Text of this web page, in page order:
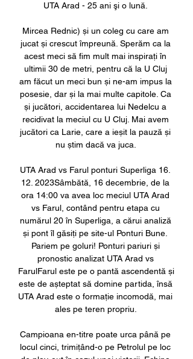
UTA Arad - 25 ani şi o lună.
Mircea Rednic) și un coleg cu care am
jucat și crescut împreună. Sperăm ca la
acest meci să fim mult mai inspirați în
ultimii 30 de metri, pentru că la U Cluj
am făcut un meci bun și ne-am impus la
posesie, dar și la mai multe capitole. Ca
și jucători, accidentarea lui Nedelcu a
recidivat la meciul cu U Cluj. Mai avem
jucători ca Larie, care a ieșit la pauză și
nu știm dacă va juca.
UTA Arad vs Farul ponturi Superliga 16.
12. 2023Sâmbătă, 16 decembrie, de la
ora 14:00 va avea loc meciul UTA Arad
vs Farul, contând pentru etapa cu
numărul 20 în Superliga, a cărui analiză
și pont îl găsiți pe site-ul Ponturi Bune.
Pariem pe goluri! Ponturi pariuri și
pronostic analizat UTA Arad vs
FarulFarul este pe o pantă ascendentă și
este de așteptat să domine partida, însă
UTA Arad este o formație incomodă, mai
ales pe teren propriu.
Campioana en-titre poate urca până pe
locul cinci, trimițând-o pe Petrolul pe loc